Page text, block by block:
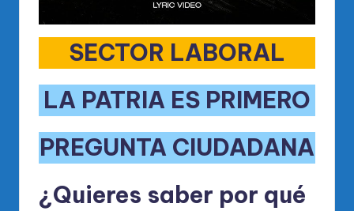
SECTOR LABORAL
LA PATRIA ES PRIMERO
PREGUNTA CIUDADANA
¿Quieres saber por qué